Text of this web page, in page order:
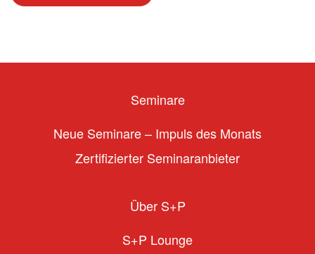
Seminare
Neue Seminare – Impuls des Monats
Zertifizierter Seminaranbieter
Über S+P
S+P Lounge